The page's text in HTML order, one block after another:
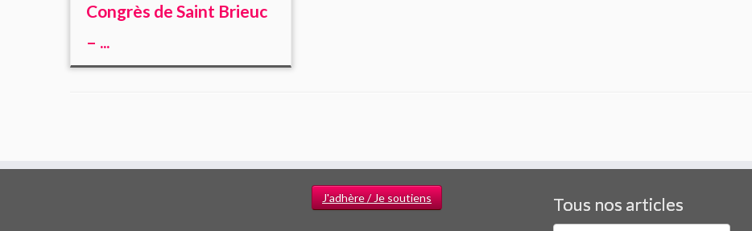
Congrès de Saint Brieuc
– ...
J'adhère / Je soutiens Tous nos articles